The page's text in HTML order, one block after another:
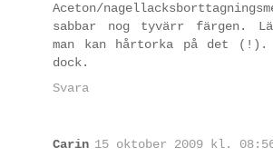
Aceton/
sabbar nog tyvärr färgen.
man kan hårtorka på det
dock.
Svara
Carin 15 oktober 2009 kl.